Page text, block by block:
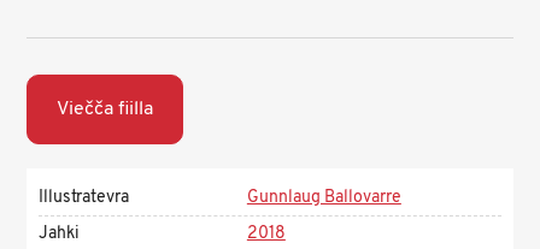
Viečča fiilla
Illustratevra
Gunnlaug Ballovarre
Jahki
2018